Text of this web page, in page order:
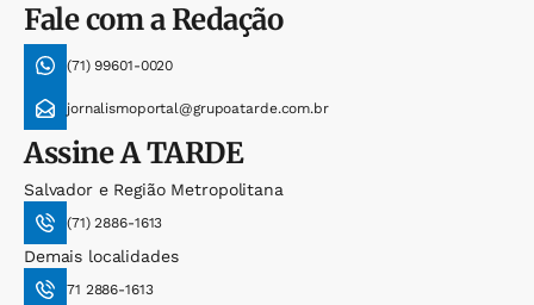
Fale com a Redação
(71) 99601-0020
jornalismoportal@grupoatarde.com.br
AssineA TARDE
Salvador e Região Metropolitana
(71) 2886-1613
Demais localidades
71 2886-1613